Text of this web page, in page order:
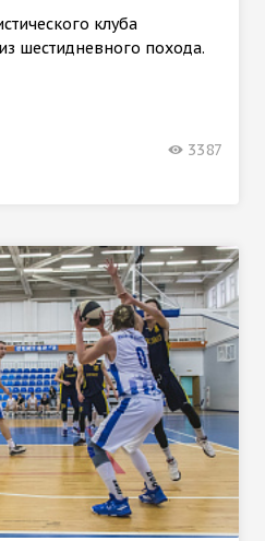
клуба
шестидневного похода.
3387